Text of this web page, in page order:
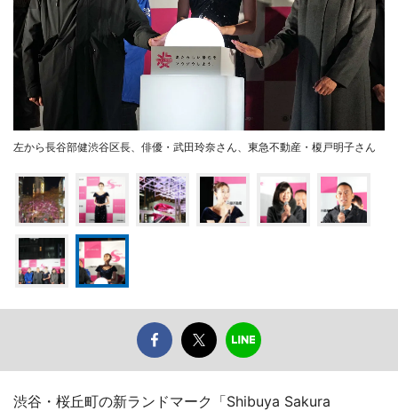
左から長谷部健渋谷区長、俳優・武田玲奈さん、東急不動産・榎戸明子さん
渋谷・桜丘町の新ランドマーク「Shibuya Sakura